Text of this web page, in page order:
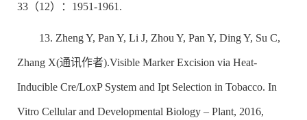
33（12）：1951-1961.
13. Zheng Y, Pan Y, Li J, Zhou Y, Pan Y, Ding Y, Su C,
Zhang X(通讯作者).Visible Marker Excision via Heat-
Inducible Cre/LoxP System and Ipt Selection in Tobacco. In
Vitro Cellular and Developmental Biology – Plant, 2016,